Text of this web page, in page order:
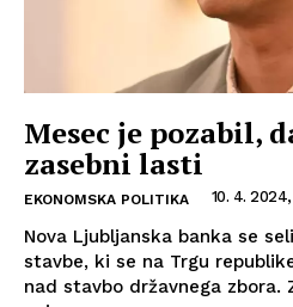
Mesec je pozabil,
zasebni lasti
EKONOMSKA POLITIKA 10. 4. 2024,
Nova Ljubljanska banka se
stavbe, ki se na Trgu
nad stavbo državnega zbora.